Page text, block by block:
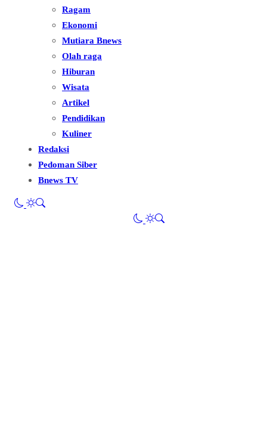
Ragam
Ekonomi
Mutiara Bnews
Olah raga
Hiburan
Wisata
Artikel
Pendidikan
Kuliner
Redaksi
Pedoman Siber
Bnews TV